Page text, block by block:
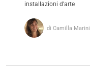
installazioni d’arte
di Camilla Marini